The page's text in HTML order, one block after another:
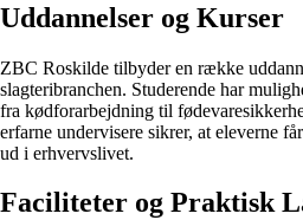
Uddannelser og Kurser
ZBC Roskilde tilbyder en række
slagteribranchen. Studerende har
fra kødforarbejdning til
erfarne undervisere sikrer, at eleverne
ud i erhvervslivet.
Faciliteter og Praktisk